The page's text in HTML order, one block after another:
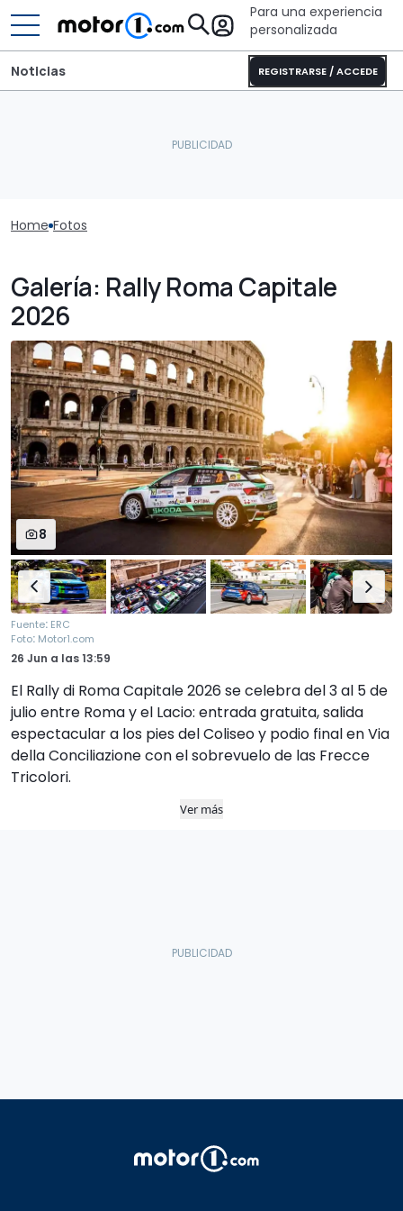
Para una experiencia
personalizada
REGISTRARSE / ACCEDE
Noticias
Home Fotos
Galería: Rally Roma Capitale
2026
8
Fuente: ERC
Foto: Motor1.com
26 Jun a las13:59
El Rally di Roma Capitale 2026 se celebra del 3 al 5 de
julio entre Roma y el Lacio: entrada gratuita, salida
espectacular a los pies del Coliseo y podio final en Via
della Conciliazione con el sobrevuelo de las Frecce
Tricolori.
Ver más